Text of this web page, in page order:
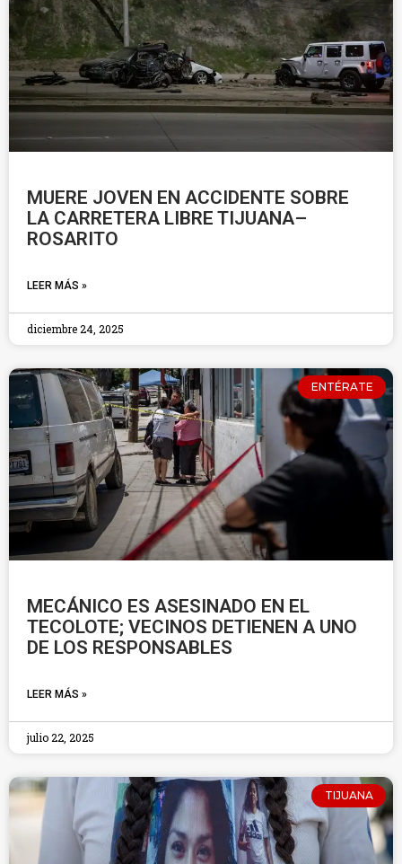
MUERE JOVEN EN ACCIDENTE SOBRE
LA CARRETERA LIBRE TIJUANA–
ROSARITO
LEER MÁS »
diciembre 24, 2025
ENTÉRATE
MECÁNICO ES ASESINADO EN EL
TECOLOTE; VECINOS DETIENEN A UNO
DE LOS RESPONSABLES
LEER MÁS »
julio 22, 2025
TIJUANA